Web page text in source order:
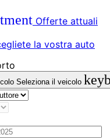
Offerte attuali
la vostra auto
Seleziona il veicolo